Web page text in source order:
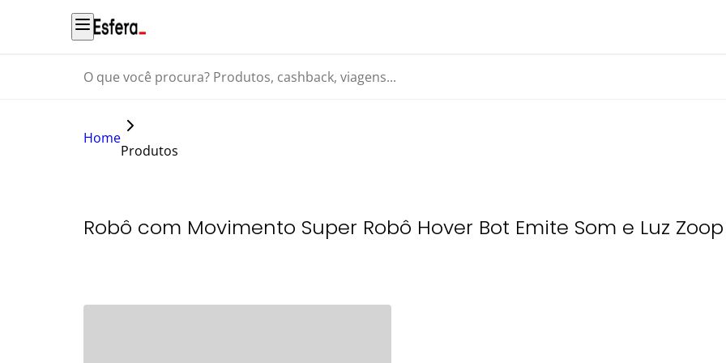
O que você procura? Produtos, cashback, viagens...
Home
Produtos
Robô com Movimento Super Robô Hover Bot Emite Som e Luz